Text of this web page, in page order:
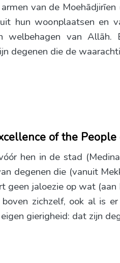
van de
hun woonplaatsen en
welbehagen van
degenen die de
of the People
hen in de stad
degenen die (vanuit
geen jaloezie op wat
boven zichzelf, ook al is
gierigheid: dat zijn